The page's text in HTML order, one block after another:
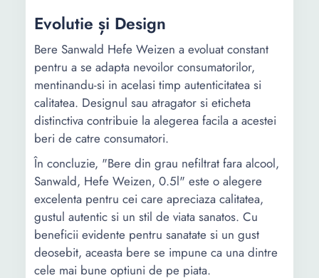
Evolutie și Design
Bere Sanwald Hefe Weizen a evoluat constant
pentru a se adapta nevoilor consumatorilor,
mentinandu-si in acelasi timp autenticitatea si
calitatea. Designul sau atragator si eticheta
distinctiva contribuie la alegerea facila a acestei
beri de catre consumatori.
În concluzie, "Bere din grau nefiltrat fara alcool,
Sanwald, Hefe Weizen, 0.5l" este o alegere
excelenta pentru cei care apreciaza calitatea,
gustul autentic si un stil de viata sanatos. Cu
beneficii evidente pentru sanatate si un gust
deosebit, aceasta bere se impune ca una dintre
cele mai bune optiuni de pe piata.